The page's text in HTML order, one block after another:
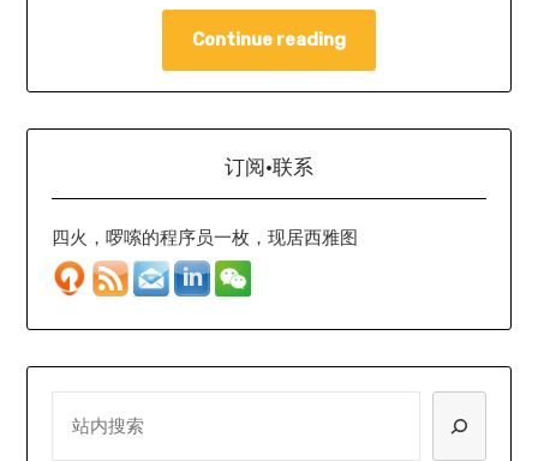
Continue reading
订阅·联系
四火，啰嗦的程序员一枚，现居西雅图